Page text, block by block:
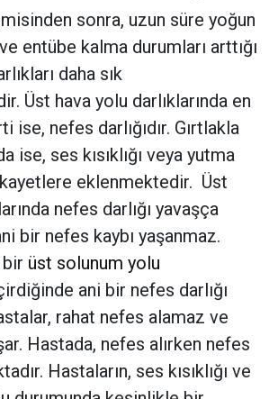
sonra, uzun süre yoğun
entübe kalma durumları arttığı
daha sık
Üst hava yolu darlıklarında en
ise, nefes darlığıdır. Gırtlakla
ise, ses kısıklığı veya yutma
eklenmektedir. Üst
nefes darlığı yavaşça
bir nefes kaybı yaşanmaz.
üst solunum yolu
ani bir nefes darlığı
rahat nefes alamaz ve
Hastada, nefes alırken nefes
Hastaların, ses kısıklığı ve